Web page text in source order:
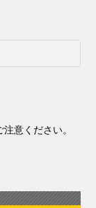
意ください。